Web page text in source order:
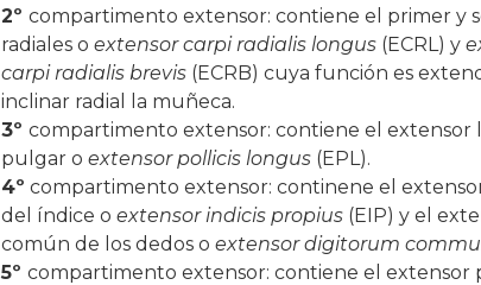
2º compartimento extensor: contiene el primer y
radiales o extensor carpi radialis longus (ECRL) y
carpi radialis brevis (ECRB) cuya función es
inclinar radial la muñeca.
3º compartimento extensor: contiene el extensor
pulgar o extensor pollicis longus (EPL).
4º compartimento extensor: continene el
del índice o extensor indicis propius (EIP) y el
común de los dedos o extensor digitorum
5º compartimento extensor: contiene el extensor